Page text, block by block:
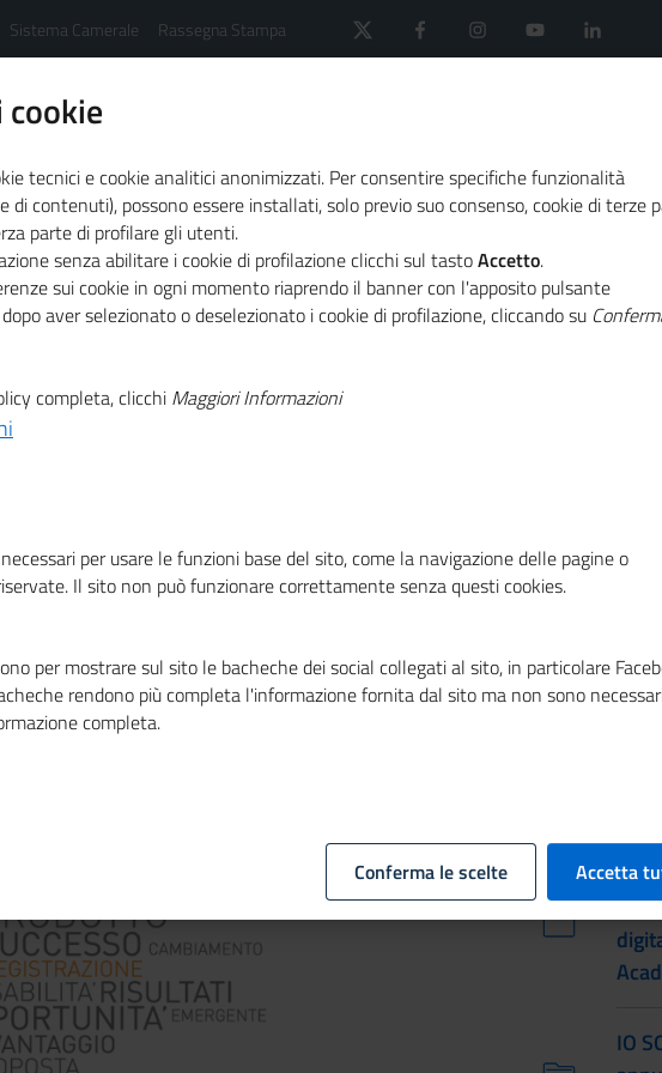
Sistema Camerale Rassegna Stampa
sistema camerale
Primo Piano
presentare le domande di partecipazione
dal 26
presentare le
Ti
IO
tecnici e cookie analitici anonimizzati. Per consentire specifiche funzionalità
di contenuti), possono essere installati, solo previo suo consenso, cookie di terze
parte di profilare gli utenti.
senza abilitare i cookie di profilazione clicchi sul tastoAccetto.
sui cookie in ogni momento riaprendo il banner con l'apposito pulsante
aver selezionato o deselezionato i cookie di profilazione, cliccando su
completa, clicchi Maggiori Informazioni
per usare le funzioni base del sito, come la navigazione delle pagine o
Il sito non può funzionare correttamente senza questi cookies.
per mostrare sul sito le bacheche dei social collegati al sito, in particolare
rendono più completa l'informazione fornita dal sito ma non sono
completa.
Conferma le scelte Accetta